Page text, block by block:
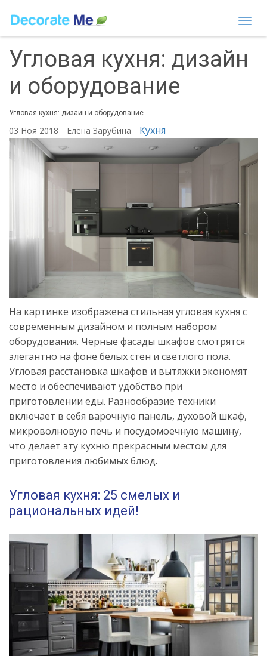
Угловая кухня: дизайн
и оборудование
Угловая кухня: дизайн и оборудование
03 Ноя 2018 Елена Зарубина Кухня
На картинке изображена стильная угловая кухня с
современным дизайном и полным набором
оборудования. Черные фасады шкафов смотрятся
элегантно на фоне белых стен и светлого пола.
Угловая расстановка шкафов и вытяжки экономят
место и обеспечивают удобство при
приготовлении еды. Разнообразие техники
включает в себя варочную панель, духовой шкаф,
микроволновую печь и посудомоечную машину,
что делает эту кухню прекрасным местом для
приготовления любимых блюд.
Угловая кухня: 25 смелых и
рациональных идей!